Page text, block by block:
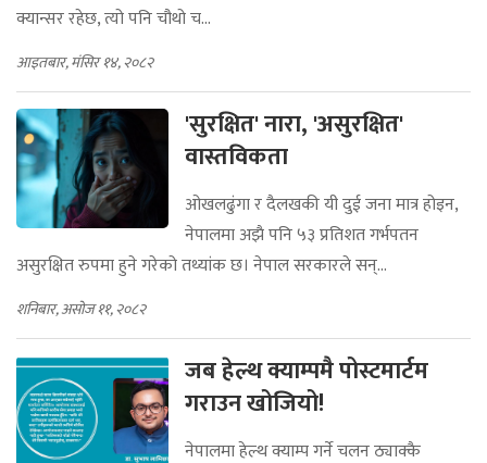
क्यान्सर रहेछ, त्यो पनि चौथो च...
आइतबार, मंसिर १४, २०८२
'सुरक्षित' नारा, 'असुरक्षित'
वास्तविकता
ओखलढुंगा र दैलखकी यी दुई जना मात्र होइन,
नेपालमा अझै पनि ५३ प्रतिशत गर्भपतन
असुरक्षित रुपमा हुने गरेको तथ्यांक छ। नेपाल सरकारले सन्...
शनिबार, असोज ११, २०८२
जब हेल्थ क्याम्पमै पोस्टमार्टम
गराउन खोजियो!
नेपालमा हेल्थ क्याम्प गर्ने चलन ठ्याक्कै